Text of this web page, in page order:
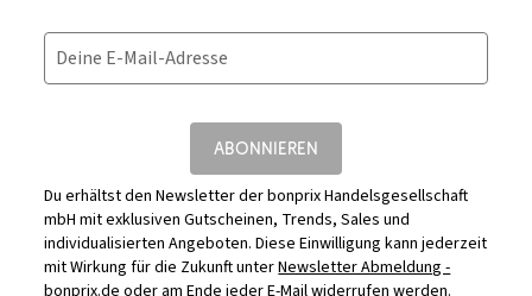
Deine E-Mail-Adresse
ABONNIEREN
Du erhältst den Newsletter der bonprix Handelsgesellschaft
mbH mit exklusiven Gutscheinen, Trends, Sales und
individualisierten Angeboten. Diese Einwilligung kann jederzeit
mit Wirkung für die Zukunft unterNewsletter Abmeldung -